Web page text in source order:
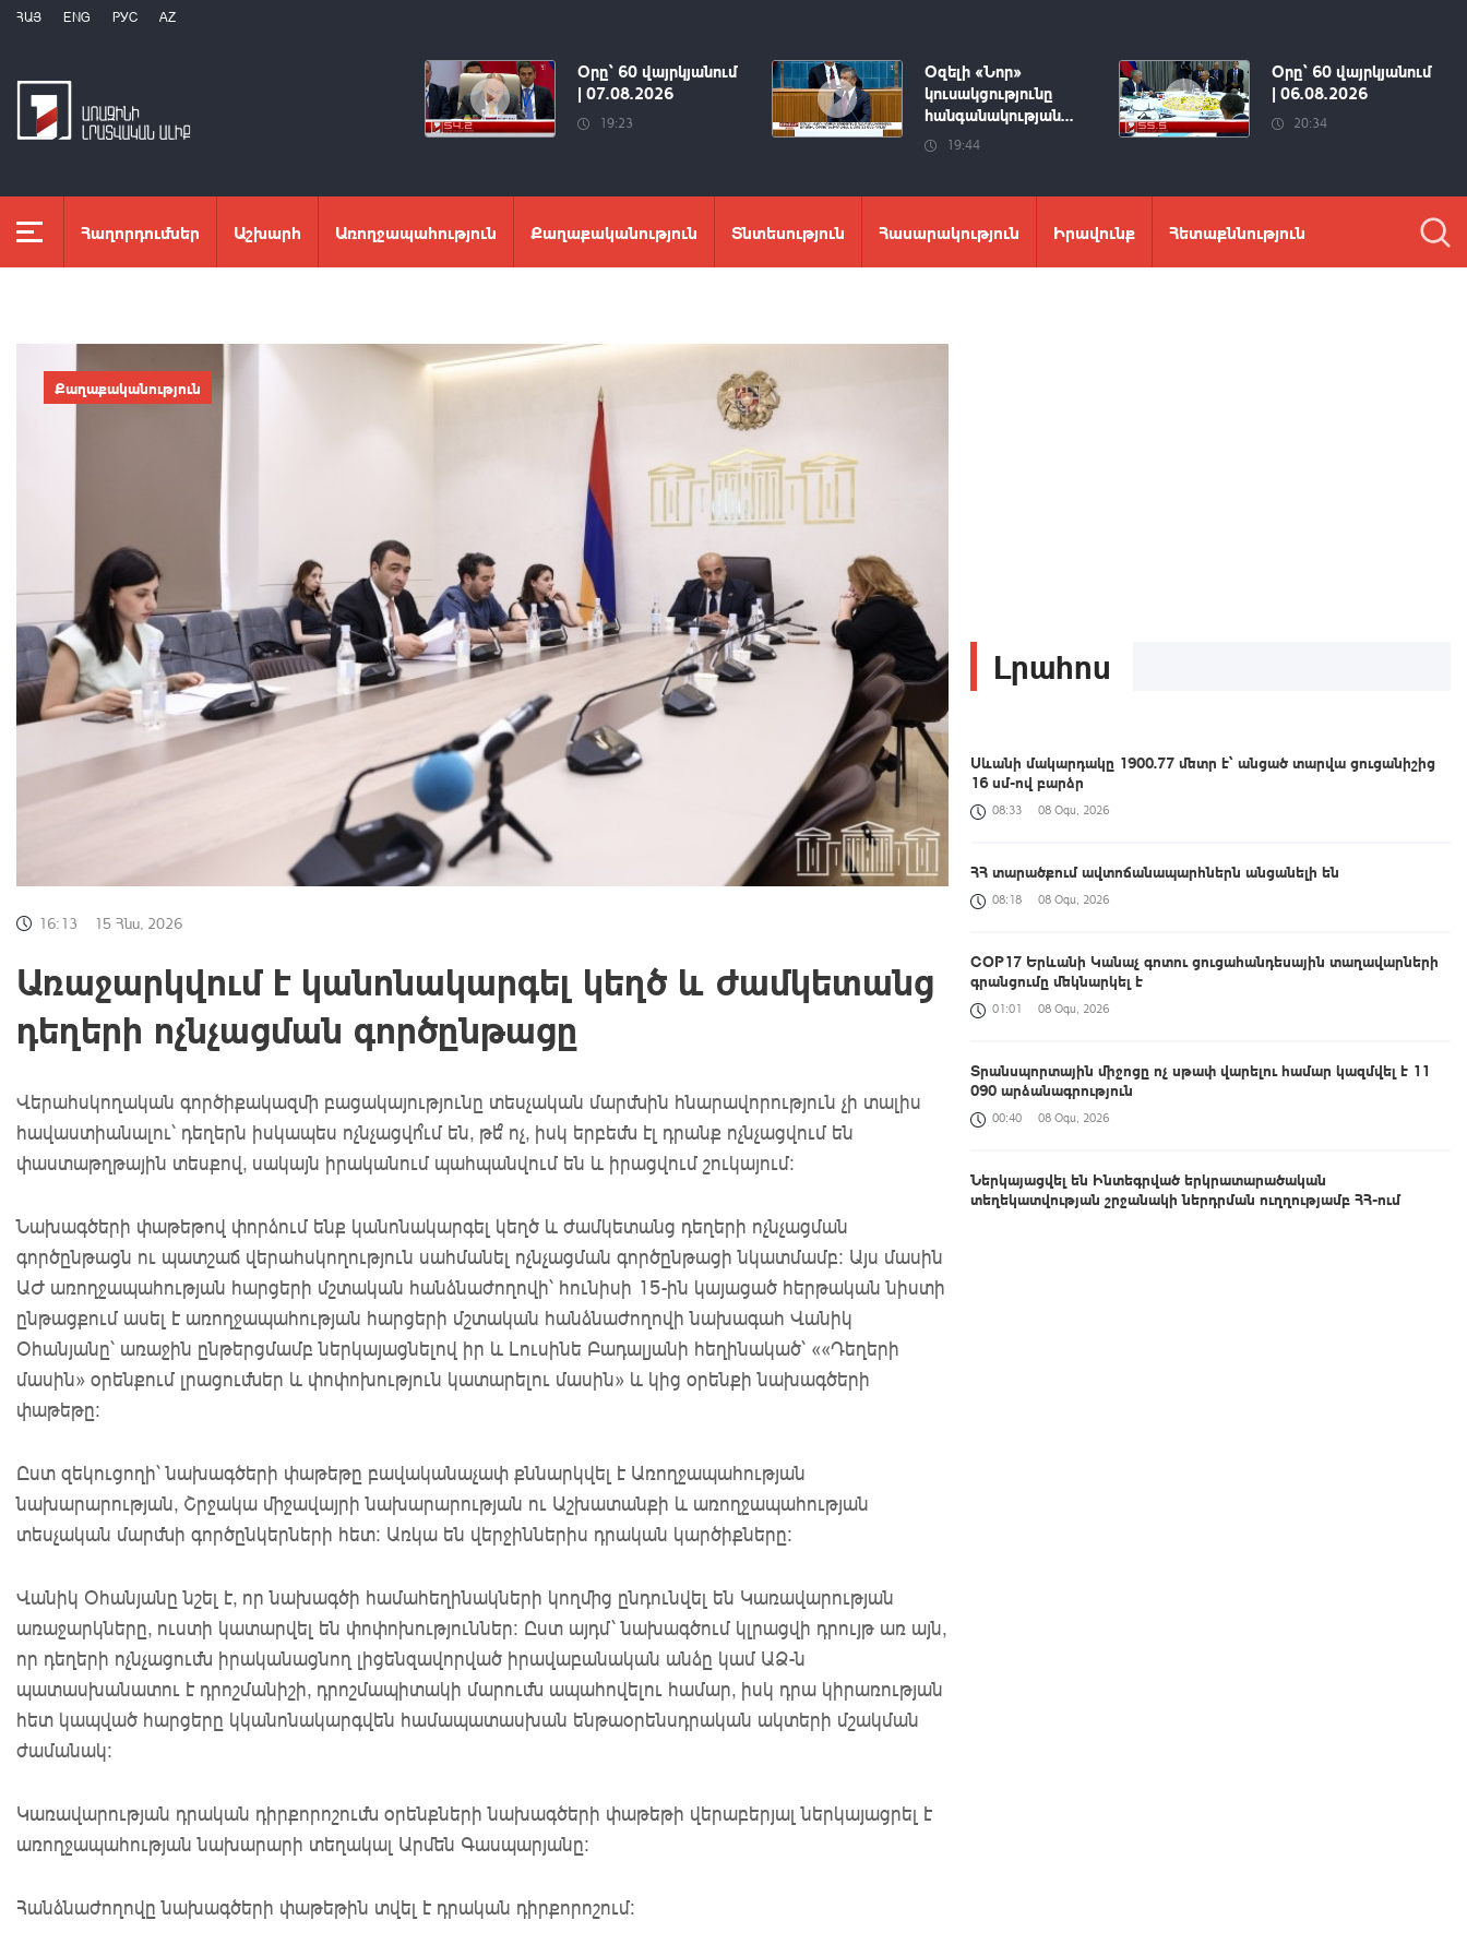
ՀԱՅ ENG РУС AZ
Օրը՝ 60 վայրկյանում
| 07.08.2026
19:23
Օզելի «Նոր»
կուսակցությունը
հանգանակության...
19:44
Օրը՝ 60 վայրկյանում
| 06.08.2026
20:34
Հաղորդումներ Աշխարհ Առողջապահություն Քաղաքականություն Տնտեսություն Հասարակություն Իրավունք Հետաքննություն
Քաղաքականություն
16:13 15 Հնս, 2026
Առաջարկվում է կանոնակարգել կեղծ և ժամկետանց
դեղերի ոչնչացման գործընթացը
Վերահսկողական գործիքակազմի բացակայությունը տեսչական մարմնին հնարավորություն չի տալիս
հավաստիանալու՝ դեղերն իսկապես ոչնչացվո՞ւմ են, թե՞ ոչ, իսկ երբեմն էլ դրանք ոչնչացվում են
փաստաթղթային տեսքով, սակայն իրականում պահպանվում են և իրացվում շուկայում:
Նախագծերի փաթեթով փորձում ենք կանոնակարգել կեղծ և ժամկետանց դեղերի ոչնչացման
գործընթացն ու պատշաճ վերահսկողություն սահմանել ոչնչացման գործընթացի նկատմամբ: Այս մասին
ԱԺ առողջապահության հարցերի մշտական հանձնաժողովի՝ հունիսի 15-ին կայացած հերթական նիստի
ընթացքում ասել է առողջապահության հարցերի մշտական հանձնաժողովի նախագահ Վանիկ
Օհանյանը՝ առաջին ընթերցմամբ ներկայացնելով իր և Լուսինե Բադալյանի հեղինակած՝ ««Դեղերի
մասին» օրենքում լրացումներ և փոփոխություն կատարելու մասին» և կից օրենքի նախագծերի
փաթեթը:
Ըստ զեկուցողի՝ նախագծերի փաթեթը բավականաչափ քննարկվել է Առողջապահության
նախարարության, Շրջակա միջավայրի նախարարության ու Աշխատանքի և առողջապահության
տեսչական մարմնի գործընկերների հետ: Առկա են վերջիններիս դրական կարծիքները:
Վանիկ Օհանյանը նշել է, որ նախագծի համահեղինակների կողմից ընդունվել են Կառավարության
առաջարկները, ուստի կատարվել են փոփոխություններ: Ըստ այդմ՝ նախագծում կլրացվի դրույթ առ այն,
որ դեղերի ոչնչացումն իրականացնող լիցենզավորված իրավաբանական անձը կամ ԱՁ-ն
պատասխանատու է դրոշմանիշի, դրոշմապիտակի մարումն ապահովելու համար, իսկ դրա կիրառության
հետ կապված հարցերը կկանոնակարգվեն համապատասխան ենթաօրենսդրական ակտերի մշակման
ժամանակ:
Կառավարության դրական դիրքորոշումն օրենքների նախագծերի փաթեթի վերաբերյալ ներկայացրել է
առողջապահության նախարարի տեղակալ Արմեն Գասպարյանը:
Հանձնաժողովը նախագծերի փաթեթին տվել է դրական դիրքորոշում:
Լրահոս
Սևանի մակարդակը 1900.77 մետր է՝ անցած տարվա ցուցանիշից
16 սմ-ով բարձր
08:33 08 Օգս, 2026
ՀՀ տարածքում ավտոճանապարհներն անցանելի են
08:18 08 Օգս, 2026
COP17 Երևանի Կանաչ գոտու ցուցահանդեսային տաղավարների
գրանցումը մեկնարկել է
01:01 08 Օգս, 2026
Տրանսպորտային միջոցը ոչ սթափ վարելու համար կազմվել է 11
090 արձանագրություն
00:40 08 Օգս, 2026
Ներկայացվել են Ինտեգրված երկրատարածական
տեղեկատվության շրջանակի ներդրման ուղղությամբ ՀՀ-ում